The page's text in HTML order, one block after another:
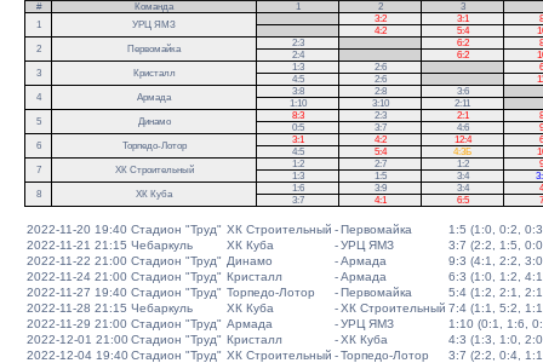
# Команда 1 2 3
1
УРЦ ЯМЗ
3:2 3:1
4:2 5:4
2
Первомайка
2:3 6:2
2:4
6:2
3
Кристалл
1:3 2:6
4:5
2:6
4
Армада
3:8 2:8 3:6
1:10
3:10 2:11
5
Динамо
8:3 2:3 2:1
0:5
3:7 4:6
6
Торпедо-Лотор
3:1 4:2 12:4
4:5
5:4 4:3Б
7
ХК Строительный
1:2 2:7 1:2
1:3
1:5 3:4
8
ХК Куба
1:6 3:9 3:4
3:7
4:1 6:5
2022-11-20 19:40 Стадион "Труд" ХК Строительный -Первомайка
1:5 (1:0, 0:2,
2022-11-21 21:15 Чебаркуль ХК Куба -УРЦ ЯМЗ
3:7 (2:2, 1:5,
2022-11-22 21:00 Стадион "Труд" Динамо -Армада
9:3 (4:1, 2:2,
2022-11-24 21:00 Стадион "Труд" Кристалл -Армада
6:3 (1:0, 1:2,
2022-11-27 19:40 Стадион "Труд" Торпедо-Лотор -Первомайка
5:4 (1:2, 2:1,
2022-11-28 21:15 Чебаркуль ХК Куба -ХК Строительный 7:4 (1:1, 5:2,
2022-11-29 21:00 Стадион "Труд" Армада -УРЦ ЯМЗ
1:10 (0:1, 1:6,
2022-12-01 21:00Стадион "Труд" Кристалл -ХК Куба
4:3 (1:3, 1:0,
2022-12-04 19:40Стадион "Труд" ХК Строительный -Торпедо-Лотор
3:7 (2:2, 0:4,